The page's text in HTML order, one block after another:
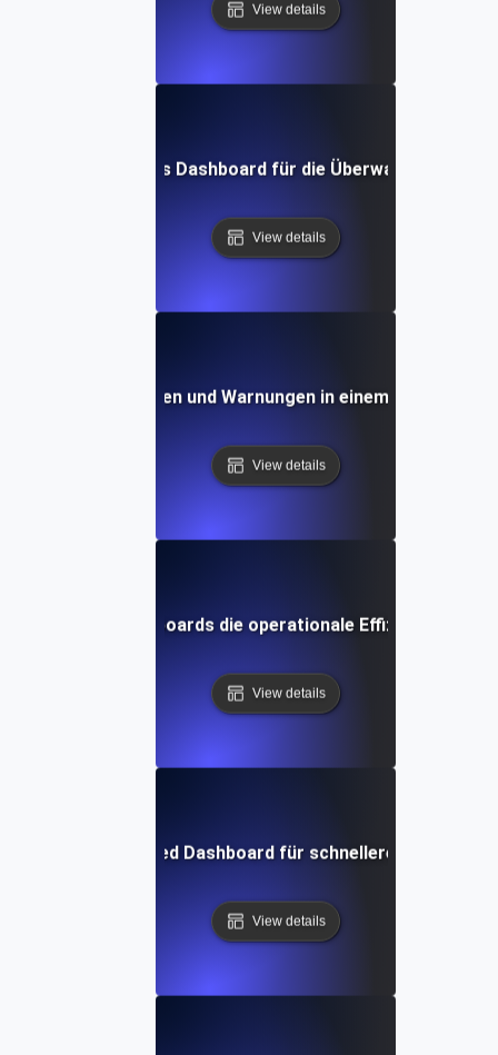
View details
ein einheitliches Dashboard für die Überwachung von
View details
man Logs, Metriken und Warnungen in einem Dashboard
View details
Dashboards die operationale Effizienz von
View details
Sie Ihr Unified Dashboard für schnellere
View details